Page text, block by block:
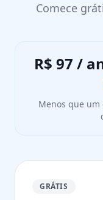
Comece
R$ 97 /
Menos que
GRÁTIS